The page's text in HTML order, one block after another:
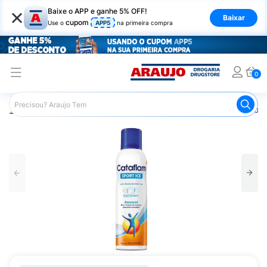
× Baixe o APP e ganhe 5% OFF!
Use o cupom APP5 na primeira compra
Baixar
0
Araujo Medicamentos Remédio